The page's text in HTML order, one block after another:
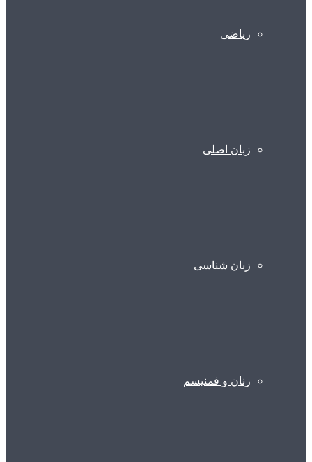
ریاضی
زبان اصلی
زبان شناسی
زنان و فمنیسم